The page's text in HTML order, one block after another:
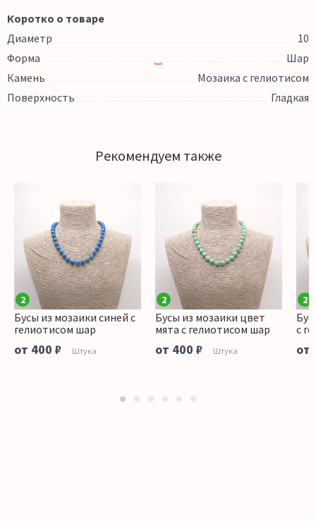
Коротко о товаре
Диаметр
10
Форма
Шар
Камень
Мозаика с гелиотисом
Поверхность
Гладкая
Рекомендуем также
2
Бусы из мозаики синей с
гелиотисом шар
от 400 ₽ Штука
2
Бусы из мозаики цвет
мята с гелиотисом шар
от 400 ₽ Штука
2
с
от